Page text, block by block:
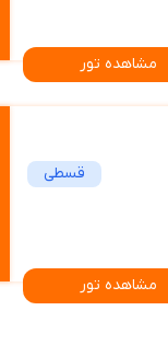
مشاهده تور
قسطی
مشاهده تور